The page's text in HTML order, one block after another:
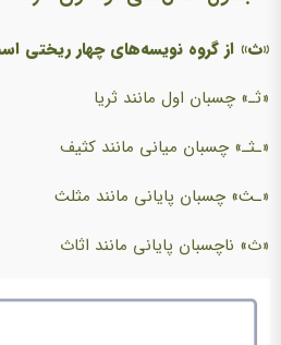
«ث» از گروه نویسه‌های چهار ریختی
«ثـ» چسبان اول مانند ثریا
«ـثـ» چسبان میانی مانند کثیف
«ـث» چسبان پایانی مانند مثلث
«ث» ناچسبان پایانی مانند اثاث